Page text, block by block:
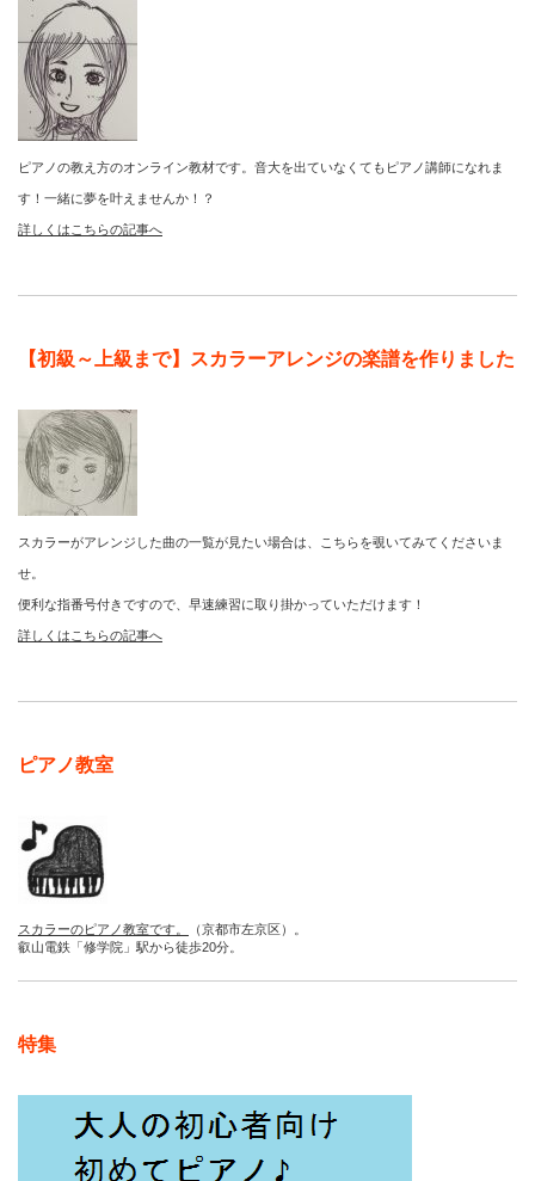
ピアノの教え方のオンライン教材です。音大を出ていなくてもピアノ講師になれま
す！一緒に夢を叶えませんか！？
詳しくはこちらの記事へ
【初級～上級まで】スカラーアレンジの楽譜を作りました
スカラーがアレンジした曲の一覧が見たい場合は、こちらを覗いてみてくださいま
せ。
便利な指番号付きですので、早速練習に取り掛かっていただけます！
詳しくはこちらの記事へ
ピアノ教室
スカラーのピアノ教室です。
（京都市左京区）。
叡山電鉄「修学院」駅から徒歩20分。
特集